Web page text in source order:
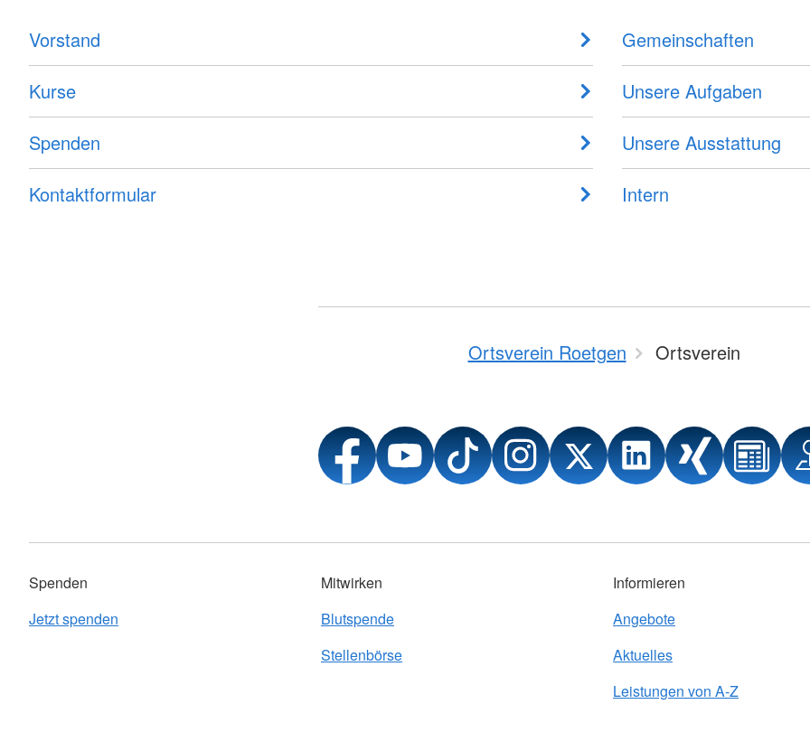
Vorstand
Kurse
Spenden
Kontaktformular
Gemeinschaften
Unsere Aufgaben
Unsere Ausstattung
Intern
Ortsverein Roetgen Ortsverein
Spenden
Jetzt spenden
Mitwirken
Blutspende
Stellenbörse
Informieren
Angebote
Aktuelles
Leistungen von A-Z